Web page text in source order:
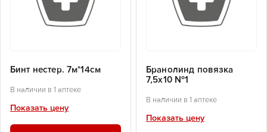
Бинт нестер. 7м*14см
В наличии в 1 аптеке
Показать цену
Бранолинд повязка
7,5х10 №1
В наличии в 1 аптеке
Показать цену